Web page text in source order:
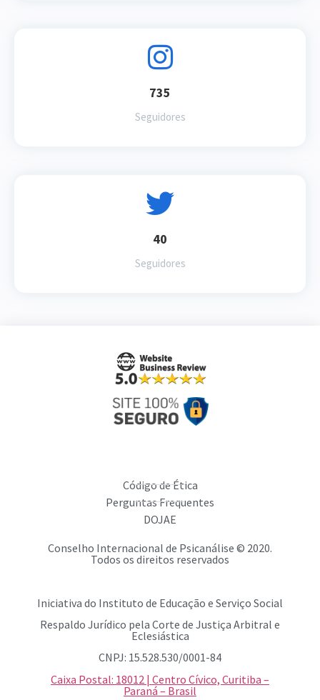
735
Seguidores
40
Seguidores
Código de Ética
Perguntas Frequentes
DOJAE
Conselho Internacional de Psicanálise © 2020.
Todos os direitos reservados
Iniciativa do Instituto de Educação e Serviço Social
Respaldo Jurídico pela Corte de Justiça Arbitral e
Eclesiástica
CNPJ: 15.528.530/0001-84
Caixa Postal: 18012 | Centro Cívico, Curitiba –
Paraná – Brasil